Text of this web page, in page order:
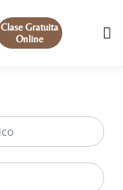
Clase Gratuita
Online